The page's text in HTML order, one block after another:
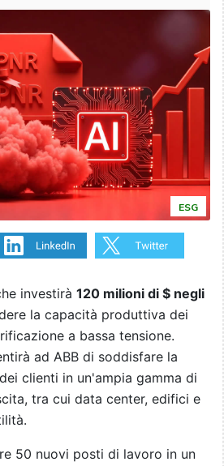
ESG
investirà 120 milioni di $ negli
la capacità produttiva dei
a bassa tensione.
ad ABB di soddisfare la
clienti in un'ampia gamma di
tra cui data center, edifici e
50 nuovi posti di lavoro in un